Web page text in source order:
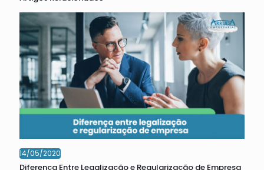
14/05/2020
Diferença Entre Legalização e Regularização de Empresa